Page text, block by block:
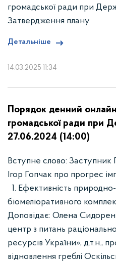
14.03.2025 11:34
громадської ради при
Затвердження плану
Детальніше
Порядок денний
громадської ради при
27.06.2024 (14:00)
Вступне слово: Заступник
Ігор Гопчак про прогрес
1. Ефективність
біомеліоративного
Доповідає: Олена
центр з питань
ресурсів України», д.т.н.,
відновлення греблі